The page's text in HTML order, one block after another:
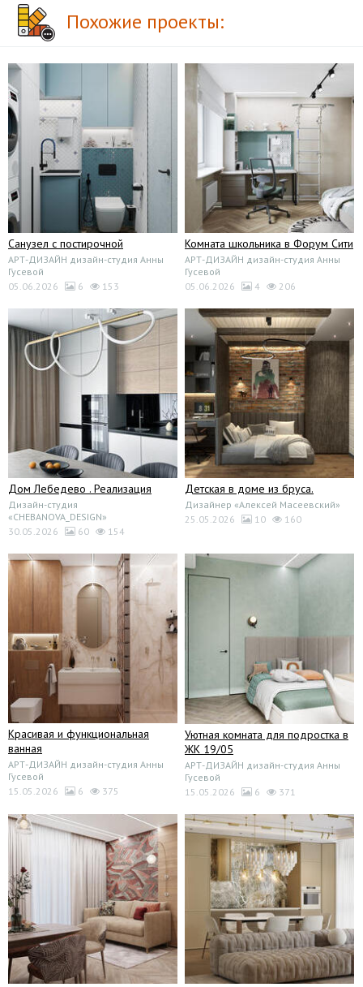
Похожие проекты:
Санузел с постирочной
АРТ-ДИЗАЙН дизайн-студия Анны
Гусевой
05.06.2026
6 153
Комната школьника в Форум Сити
АРТ-ДИЗАЙН дизайн-студия Анны
Гусевой
05.06.2026
4 206
Дом Лебедево . Реализация
Дизайн-студия
«CHEBANOVA_DESIGN»
30.05.2026
60 154
Детская в доме из бруса.
Дизайнер «Алексей Масеевский»
25.05.2026
10 160
Красивая и функциональная
ванная
АРТ-ДИЗАЙН дизайн-студия Анны
Гусевой
15.05.2026
6 375
Уютная комната для подростка в
ЖК 19/05
АРТ-ДИЗАЙН дизайн-студия Анны
Гусевой
15.05.2026
6 371